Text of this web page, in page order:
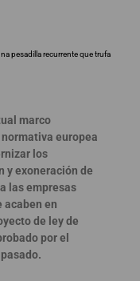
pesadilla recurrente que trufa
marco
europea
los
y exoneración de
las empresas
acaben en
de ley de
por el